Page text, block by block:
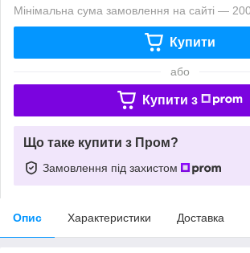
Мінімальна сума замовлення на сайті —
Купити
або
Купити з
Що таке купити з Пром?
Замовлення під захистом
Опис Характеристики Доставка